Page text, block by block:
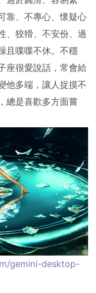
靠、不專心、懷疑心
、狡猾、不安份、過
且喋喋不休。不穩
座很愛說話，常會給
他多端，讓人捉摸不
總是喜歡多方面嘗
gemini-desktop-